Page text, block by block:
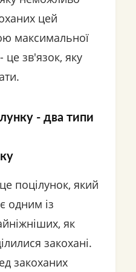
цей
максимальної
це зв'язок, яку
- два типи
поцілунок, який
одним із
як
закохані.
закоханих